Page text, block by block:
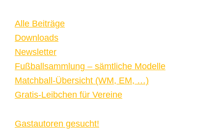
Alle Beiträge
Downloads
Newsletter
Fußballsammlung – sämtliche Modelle
Matchball-Übersicht (WM, EM, …)
Gratis-Leibchen für Vereine
Gastautoren gesucht!